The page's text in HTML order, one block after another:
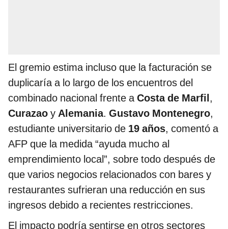
El gremio estima incluso que la facturación se
duplicaría a lo largo de los encuentros del
combinado nacional frente aCosta de Marfil,
Curazao y Alemania. Gustavo Montenegro,
estudiante universitario de 19 años, comentó a
AFP que la medida “ayuda mucho al
emprendimiento local”, sobre todo después de
que varios negocios relacionados con bares y
restaurantes sufrieran una reducción en sus
ingresos debido a recientes restricciones.
El impacto podría sentirse en otros sectores